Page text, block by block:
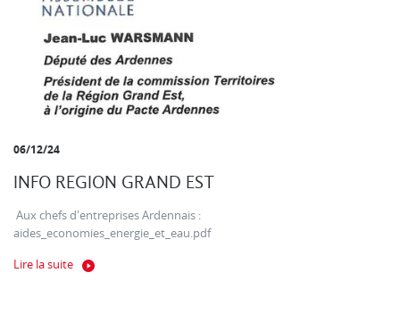
06/12/24
INFO REGION GRAND EST
Aux chefs d'entreprises Ardennais :
aides_economies_energie_et_eau.pdf
Lire la suite